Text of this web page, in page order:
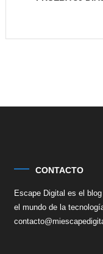
CONTACTO
Escape Digital es el
el mundo de la